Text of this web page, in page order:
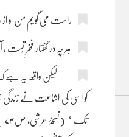
راست می گویم من و از
ہر چہ در گفتار فخرِ
لیکن واقعہ یہ ہے
کو اسی کی اشاعت نے زندگی